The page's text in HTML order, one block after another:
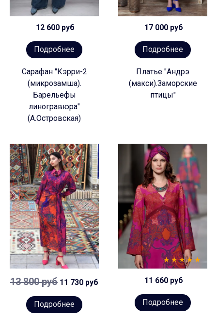
12 600 руб
Подробнее
Сарафан "Кэрри-2
(микрозамша).
Барельефы
линогравюра"
(А.Островская)
17 000 руб
Подробнее
Платье "Андрэ
(макси).Заморские
птицы"
13 800 руб 11 730 руб
Подробнее
11 660 руб
Подробнее